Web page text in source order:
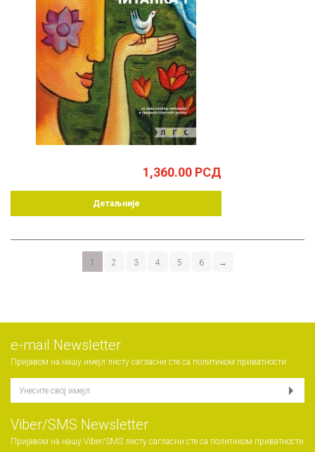
1,360.00 РСД
Детаљније
1 2 3 4 5 6 →
е-mail Newsletter
Пријавом на нашу имејл листу сагласни сте са политиком приватности
Viber/SMS Newsletter
Пријавом на нашу Viber/SMS листу сагласни сте са политиком приватности